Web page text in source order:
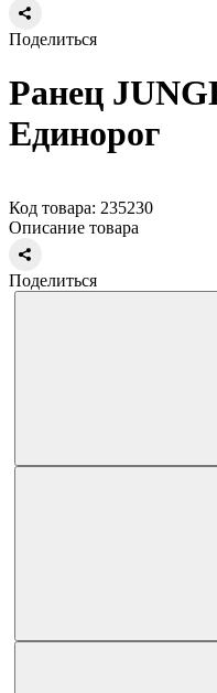
Поделиться
Ранец
Единорог
Код товара: 235230
Описание товара
Поделиться